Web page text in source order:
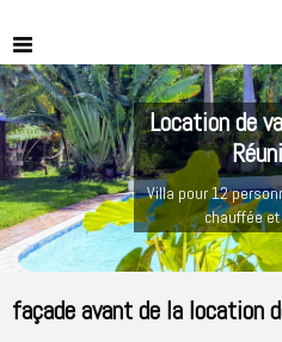
Location de
Villa pour 12
chauffée
façade avant de la location